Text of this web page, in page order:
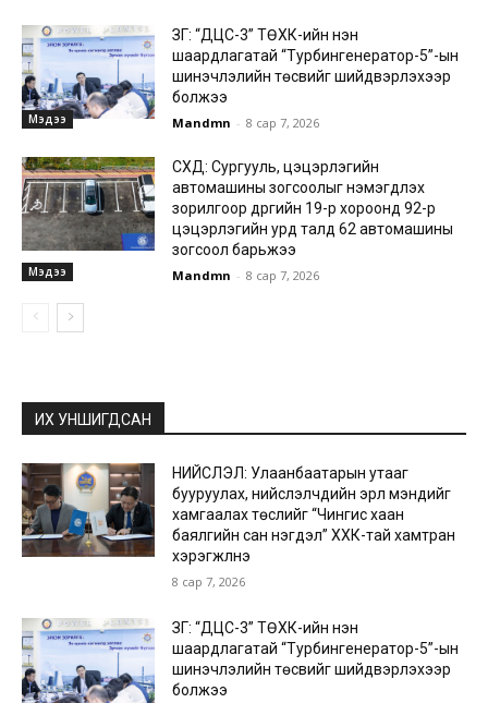
Мэдээ
ЗГ: “ДЦС-3” ТӨХК-ийн нэн
шаардлагатай “Турбингенератор-5”-ын
шинэчлэлийн төсвийг шийдвэрлэхээр
болжээ
Mandmn - 8 сар 7, 2026
Мэдээ
СХД: Сургууль, цэцэрлэгийн
автомашины зогсоолыг нэмэгдүүлэх
зорилгоор дүүргийн 19-р хороонд 92-р
цэцэрлэгийн урд талд 62 автомашины
зогсоол барьжээ
Mandmn - 8 сар 7, 2026
ИХ УНШИГДСАН
НИЙСЛЭЛ: Улаанбаатарын утааг
бууруулах, нийслэлчүүдийн эрүүл мэндийг
хамгаалах төслийг “Чингис хаан
баялгийн сан нэгдэл” ХХК-тай хамтран
хэрэгжүүлнэ
8 сар 7, 2026
ЗГ: “ДЦС-3” ТӨХК-ийн нэн
шаардлагатай “Турбингенератор-5”-ын
шинэчлэлийн төсвийг шийдвэрлэхээр
болжээ